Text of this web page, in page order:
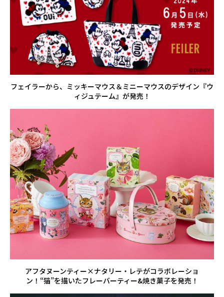
フェイラーから、ミッキーマウス＆ミニーマウスのデザイン『ウ
ィジュテーム』が発売！
アフタヌーンティー×ナタリー・レテがコラボレーショ
ン！“猫”を描いたフレーバーティー&焼き菓子を発売！